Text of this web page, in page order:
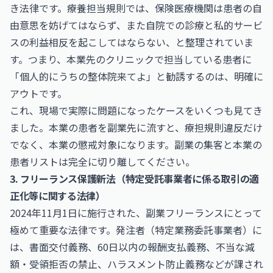
き法律です。療養担当規則では、保険医療機関は患者の自
由意思を妨げてはならず、また自院での診療と私的サービ
スの利益相反を起こしてはならない、と整理されていま
す。つまり、本業先のクリニックで担当している患者に
「個人的にうちの整体院来てよ」と勧誘するのは、明確に
アウトです。
これ、現場で実際に問題になったケースをいくつも見てき
ました。本業の患者を副業先に流すと、療担規則違反だけ
でなく、本業の懲戒対象になります。副業の集客と本業の
患者リストは完全に切り離してください。
3. フリーランス保護新法（特定受託事業者に係る取引の適
正化等に関する法律）
2024年11月1日に施行された、副業フリーランスにとって
極めて重要な法律です。発注者（特定業務委託事業者）に
は、書面交付義務、60日以内の報酬支払義務、不当な減
額・受領拒否の禁止、ハラスメント防止義務などが課され